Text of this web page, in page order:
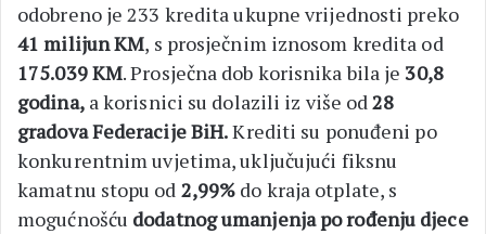
odobreno je 233 kredita ukupne vrijednosti preko
41 milijun KM, s prosječnim iznosom kredita od
175.039 KM. Prosječna dob korisnika bila je 30,8
godina,a korisnici su dolazili iz više od28
gradova Federacije BiH.Krediti su ponuđeni po
konkurentnim uvjetima, uključujući fiksnu
kamatnu stopu od 2,99% do kraja otplate, s
mogućnošću dodatnog umanjenja po rođenju djece